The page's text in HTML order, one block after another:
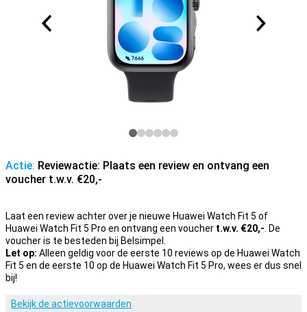
Actie: Reviewactie: Plaats een review en ontvang een
voucher t.w.v. €20,-
Laat een review achter over je nieuwe Huawei Watch Fit 5 of
Huawei Watch Fit 5 Pro en ontvang een voucher t.w.v. €20,- . De
voucher is te besteden bij Belsimpel.
Let op: Alleen geldig voor de eerste 10 reviews op de Huawei Watch
Fit 5 en de eerste 10 op de Huawei Watch Fit 5 Pro, wees er dus snel
bij!
Bekijk de actievoorwaarden